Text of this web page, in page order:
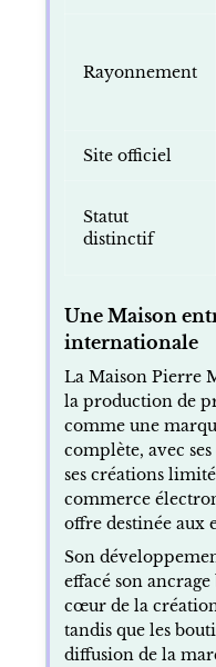
Rayonnement
Site officiel
Statut
distinctif
Une Maison
internationale
La Maison Pierre
la production de
comme une
complète, avec
ses créations
commerce
offre destinée aux
Son
effacé son
cœur de la
tandis que les
diffusion de la